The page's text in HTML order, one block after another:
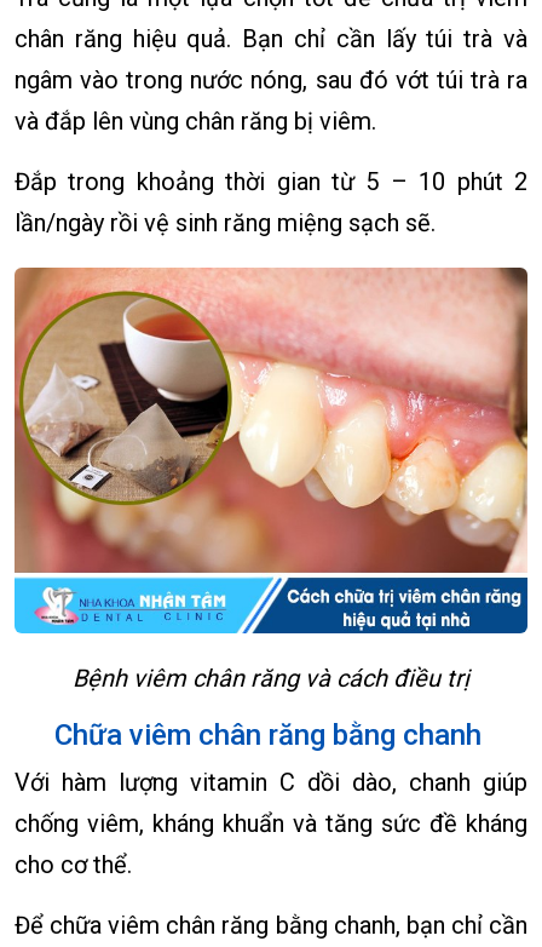
chân răng hiệu quả. Bạn chỉ cần lấy túi trà và
ngâm vào trong nước nóng, sau đó vớt túi trà ra
và đắp lên vùng chân răng bị viêm.
Đắp trong khoảng thời gian từ 5 – 10 phút 2
lần/ngày rồi vệ sinh răng miệng sạch sẽ.
Bệnh viêm chân răng và cách điều trị
Chữa viêm chân răng bằng chanh
Với hàm lượng vitamin C dồi dào, chanh giúp
chống viêm, kháng khuẩn và tăng sức đề kháng
cho cơ thể.
Để chữa viêm chân răng bằng chanh, bạn chỉ cần